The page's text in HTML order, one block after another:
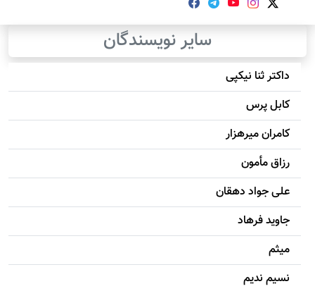
سایر نویسندگان
داکتر ثنا نیکپی
کابل پرس
کامران میرهزار
رزاق مأمون
علی جواد دهقان
جاويد فرهاد
میثم
نسیم ندیم